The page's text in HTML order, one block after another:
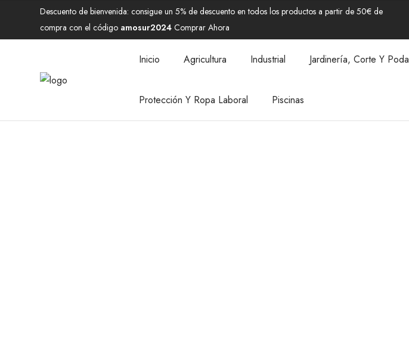
Descuento de bienvenida: consigue un 5% de descuento en todos los productos a partir de 50€ de
compra con el código amosur2024 Comprar Ahora
Inicio Agricultura Industrial Jardinería, Corte Y Poda
Protección Y Ropa Laboral Piscinas